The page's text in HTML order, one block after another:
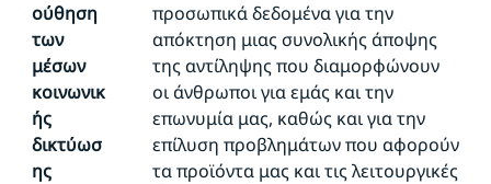
ούθηση
των
μέσων
κοινωνικ
ής
δικτύωσ
ης
προσωπικά δεδομένα για την
απόκτηση μιας συνολικής άποψης
της αντίληψης που διαμορφώνουν
οι άνθρωποι για εμάς και την
επωνυμία μας, καθώς και για την
επίλυση προβλημάτων που αφορούν
τα προϊόντα μας και τις λειτουργικές